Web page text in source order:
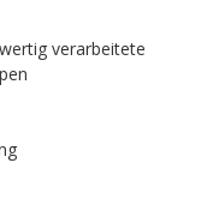
verarbeitete